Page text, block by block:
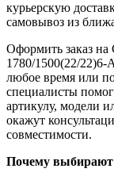
курьерскую
самовывоз из
Оформить заказ
1780/1500(22/22)6-
любое время или
специалисты
артикулу, модели
окажут
совместимости.
Почему